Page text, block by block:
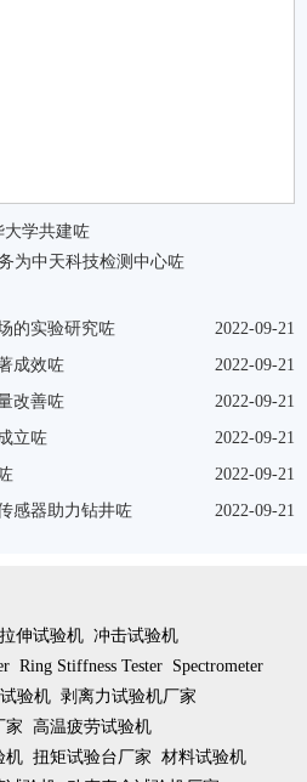
大学共建咗
为中天科技检测中心咗
2022-09-21
的实验研究咗
2022-09-21
成效咗
2022-09-21
改善咗
2022-09-21
立咗
2022-09-21
2022-09-21
感器助力钻井咗
拉伸试验机 冲击试验机
Ring Stiffness Tester Spectrometer
验机 剥离力试验机厂家
家
高温疲劳试验机
机 扭矩试验台厂家 材料试验机